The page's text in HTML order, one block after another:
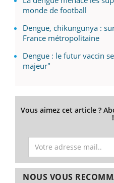
monde de football
Dengue, chikungunya :
France métropolitaine
Dengue : le futur vaccin
majeur"
Vous aimez cet article ?
!
NOUS VOUS